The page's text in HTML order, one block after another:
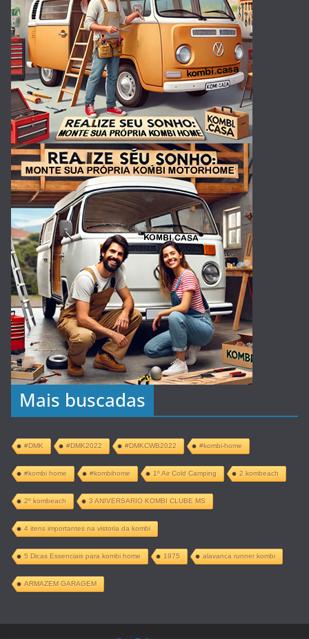
Mais buscadas
#DMK #DMK2022 #DMKCWB2022 #kombi-home
#kombi home #kombihome 1º Air Cold Camping 2 kombeach
2º kombeach 3 ANIVERSARIO KOMBI CLUBE MS
4 itens importantes na vistoria da kombi
5 Dicas Essenciais para kombi home 1975 alavanca runner kombi
ARMAZEM GARAGEM